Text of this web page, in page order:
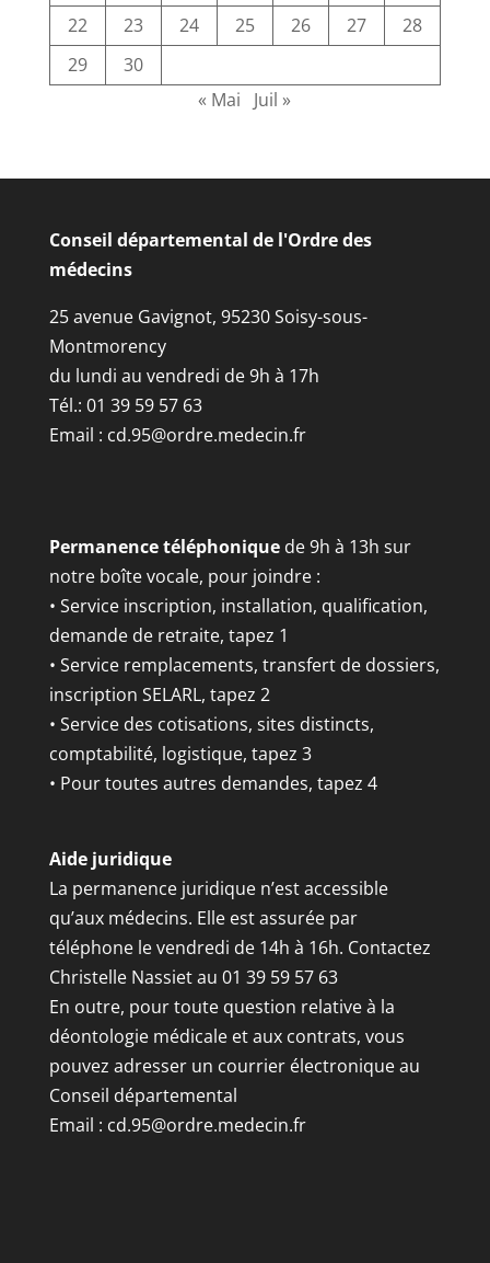
22
23 24 25 26 27
28
29
30
« Mai
Juil »
Conseil départemental de l'Ordre des
médecins
25 avenue Gavignot, 95230 Soisy-sous-
Montmorency
du lundi au vendredi de 9h à 17h
Tél.: 01 39 59 57 63
Email : cd.95@ordre.medecin.fr
Permanence téléphoniquede 9h à 13h sur
notre boîte vocale, pour joindre :
• Service inscription, installation, qualification,
demande de retraite, tapez 1
• Service remplacements, transfert de dossiers,
inscription SELARL, tapez 2
• Service des cotisations, sites distincts,
comptabilité, logistique, tapez 3
• Pour toutes autres demandes, tapez 4
Aide juridique
La permanence juridique n’est accessible
qu’aux médecins. Elle est assurée par
téléphone le vendredi de 14h à 16h. Contactez
Christelle Nassiet au 01 39 59 57 63
En outre, pour toute question relative à la
déontologie médicale et aux contrats, vous
pouvez adresser un courrier électronique au
Conseil départemental
Email : cd.95@ordre.medecin.fr